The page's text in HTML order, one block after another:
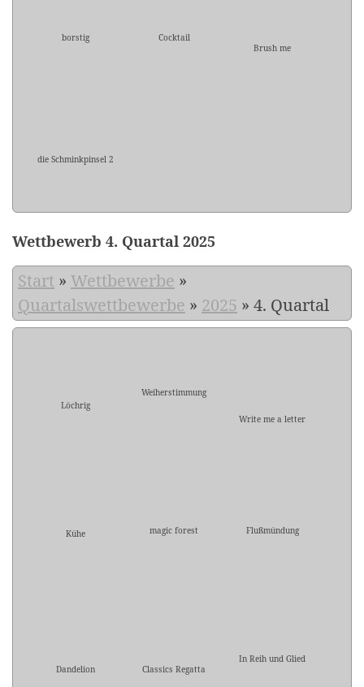
borstig
Cocktail
Brush me
die Schminkpinsel 2
Wettbewerb 4. Quartal 2025
Start » Wettbewerbe »
Quartalswettbewerbe » 2025 » 4. Quartal
Löchrig
Weiherstimmung
Write me a letter
Kühe magic forest Flußmündung
Dandelion Classics Regatta
In Reih und Glied